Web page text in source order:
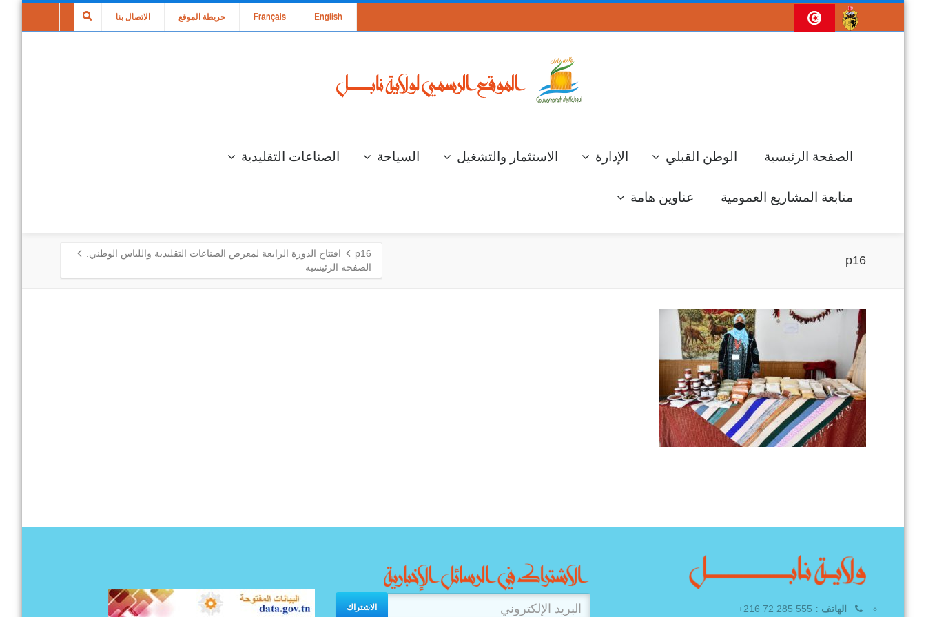
الاتصال بنا خريطة الموقع Français English
الصفحة الرئيسية الوطن القبلي الإدارة الاستثمار والتشغيل السياحة الصناعات التقليدية
متابعة المشاريع العمومية عناوين هامة
p16
p16
افتتاح الدورة الرابعة لمعرض الصناعات التقليدية واللباس الوطني.
الصفحة الرئيسية
الاشتراك الهاتف :